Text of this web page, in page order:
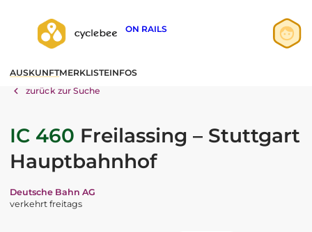
ON RAILS
AUSKUNFTMERKLISTEINFOS
zurück zur Suche
IC 460 Freilassing – Stuttgart
Hauptbahnhof
Deutsche Bahn AG
verkehrt freitags